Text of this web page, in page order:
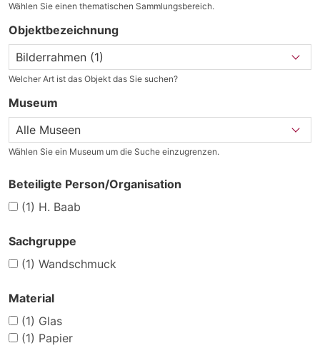
Wählen Sie einen thematischen Sammlungsbereich.
Objektbezeichnung
Welcher Art ist das Objekt das Sie suchen?
Museum
Wählen Sie ein Museum um die Suche einzugrenzen.
Beteiligte Person/Organisation
(1) H. Baab
Sachgruppe
(1) Wandschmuck
Material
(1) Glas
(1) Papier